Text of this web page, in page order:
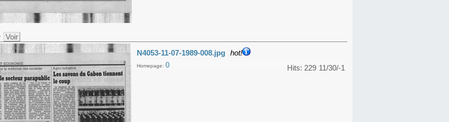
Voir
N4053-11-07-1989-008.jpg hot!
11/30/-1
Hits: 229
Homepage: 0